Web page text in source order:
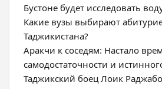
Бустоне будет исследовать
Какие вузы выбирают
Таджикистана?
Аракчи к соседям: Настало
самодостаточности и
Таджикский боец Лоик